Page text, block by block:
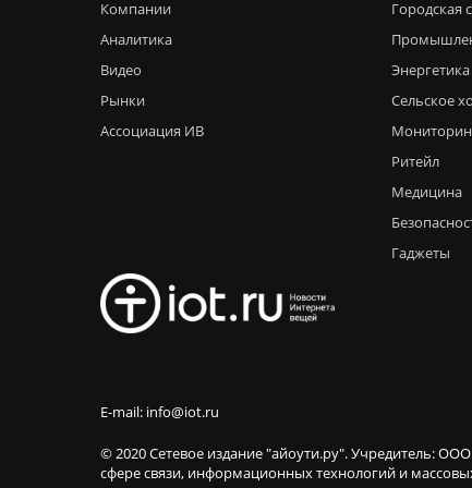
Компании
Аналитика
Видео
Рынки
Ассоциация ИВ
Городская
Энергетика
Сельское
Ритейл
Медицина
Гаджеты
E-mail: info@iot.ru
© 2020 Сетевое издание "айоути.ру". Учредитель:
сфере связи, информационных технологий и